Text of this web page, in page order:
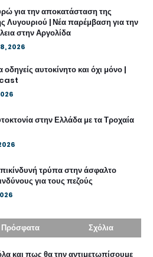
για την αποκατάσταση της
Λυγουριού | Νέα παρέμβαση για την
στην Αργολίδα
2026
οδηγείς αυτοκίνητο και όχι μόνο |
στην Ελλάδα με τα Τροχαία
τρύπα στην άσφαλτο
για τους πεζούς
Πρόσφατα Σχόλια
και πως θα την αντιμετωπίσουμε